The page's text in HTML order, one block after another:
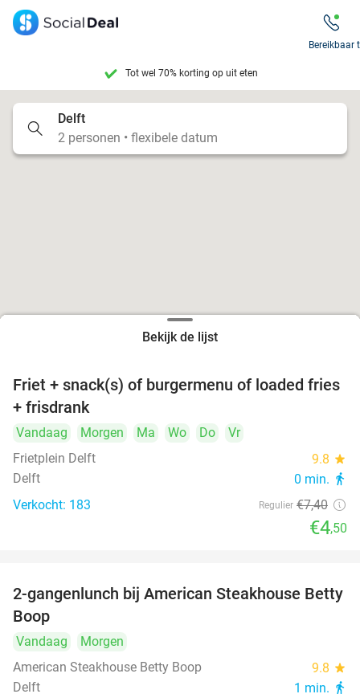
Tot wel 70% korting op uit eten
7 dagen per week beschikbaar
10+ miljoen leden
Bereikbaar
Delft
2 personen • flexibele datum
Bekijk de lijst
39%
Friet + snack(s) of burgermenu of loaded fries
+ frisdrank
Vandaag Morgen Ma Wo Do
Vr
Frietplein Delft
9.8 star
Delft 0 min. directions_walk
Verkocht: 183 Regulier €7,40
€4,50
40%
2-gangenlunch bij American Steakhouse Betty
Boop
Vandaag
Morgen
American Steakhouse Betty Boop
9.8 star
Delft 1 min. directions_walk